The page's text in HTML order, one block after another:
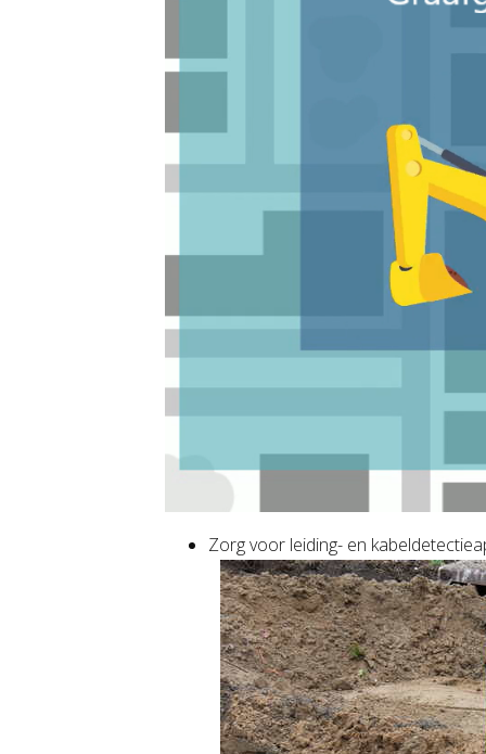
Zorg voor leiding- en